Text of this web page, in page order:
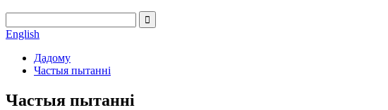
English
Дадому
Частыя пытанні
Частыя пытанні